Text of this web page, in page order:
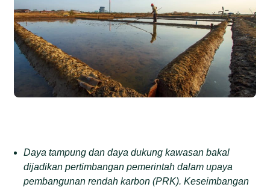
Daya tampung dan daya dukung kawasan bakal
dijadikan pertimbangan pemerintah dalam upaya
pembangunan rendah karbon (PRK). Keseimbangan